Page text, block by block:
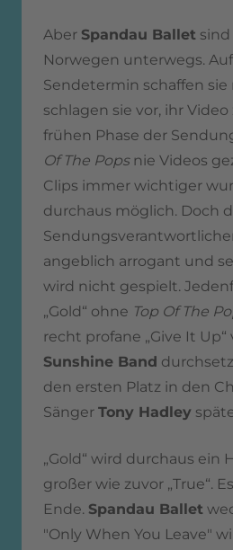
Aber Spandau Ballet sind
Norwegen unterwegs.
Sendetermin schaffen
schlagen sie vor, ihr
frühen Phase der
Of The Popsnie Videos
Clips immer wichtiger
durchaus möglich. Doch
angeblich arrogant und
wird nicht gespielt.
„Gold“ ohne Top Of The
recht profane „Give It Up“
Sunshine Band
den ersten Platz in den
Sänger Tony Hadley
„Gold“ wird durchaus ein
großer wie zuvor „True“.
Ende. Spandau Ballet
"Only When You Leave"